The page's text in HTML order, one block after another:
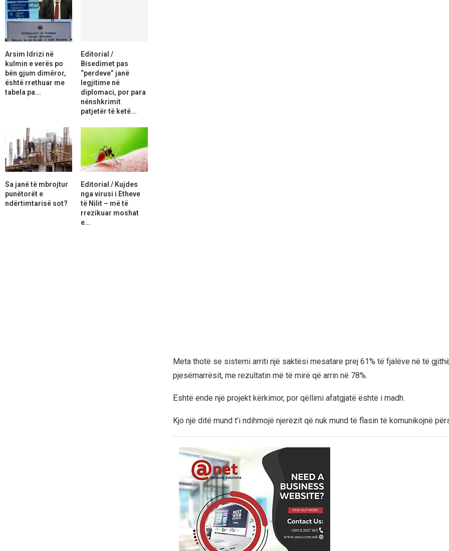
Meta thotë se sistemi arriti një saktësi mesatare prej 61% të fjalëve në të
pjesëmarrësit, me rezultatin më të mirë që arrin në 78%.
Është ende një projekt kërkimor, por qëllimi afatgjatë është i madh.
Kjo një ditë mund t’i ndihmojë njerëzit që nuk mund të flasin të komunikojnë
Arsim Idrizi në
kulmin e verës po
bën gjum dimëror,
është rrethuar me
tabela pa...
Editorial /
Bisedimet pas
“perdeve” janë
legjitime në
diplomaci, por para
nënshkrimit
patjetër të ketë...
Sa janë të mbrojtur
punëtorët e
ndërtimtarisë sot?
Editorial / Kujdes
nga virusi i Etheve
të Nilit – më të
rrezikuar moshat
e...